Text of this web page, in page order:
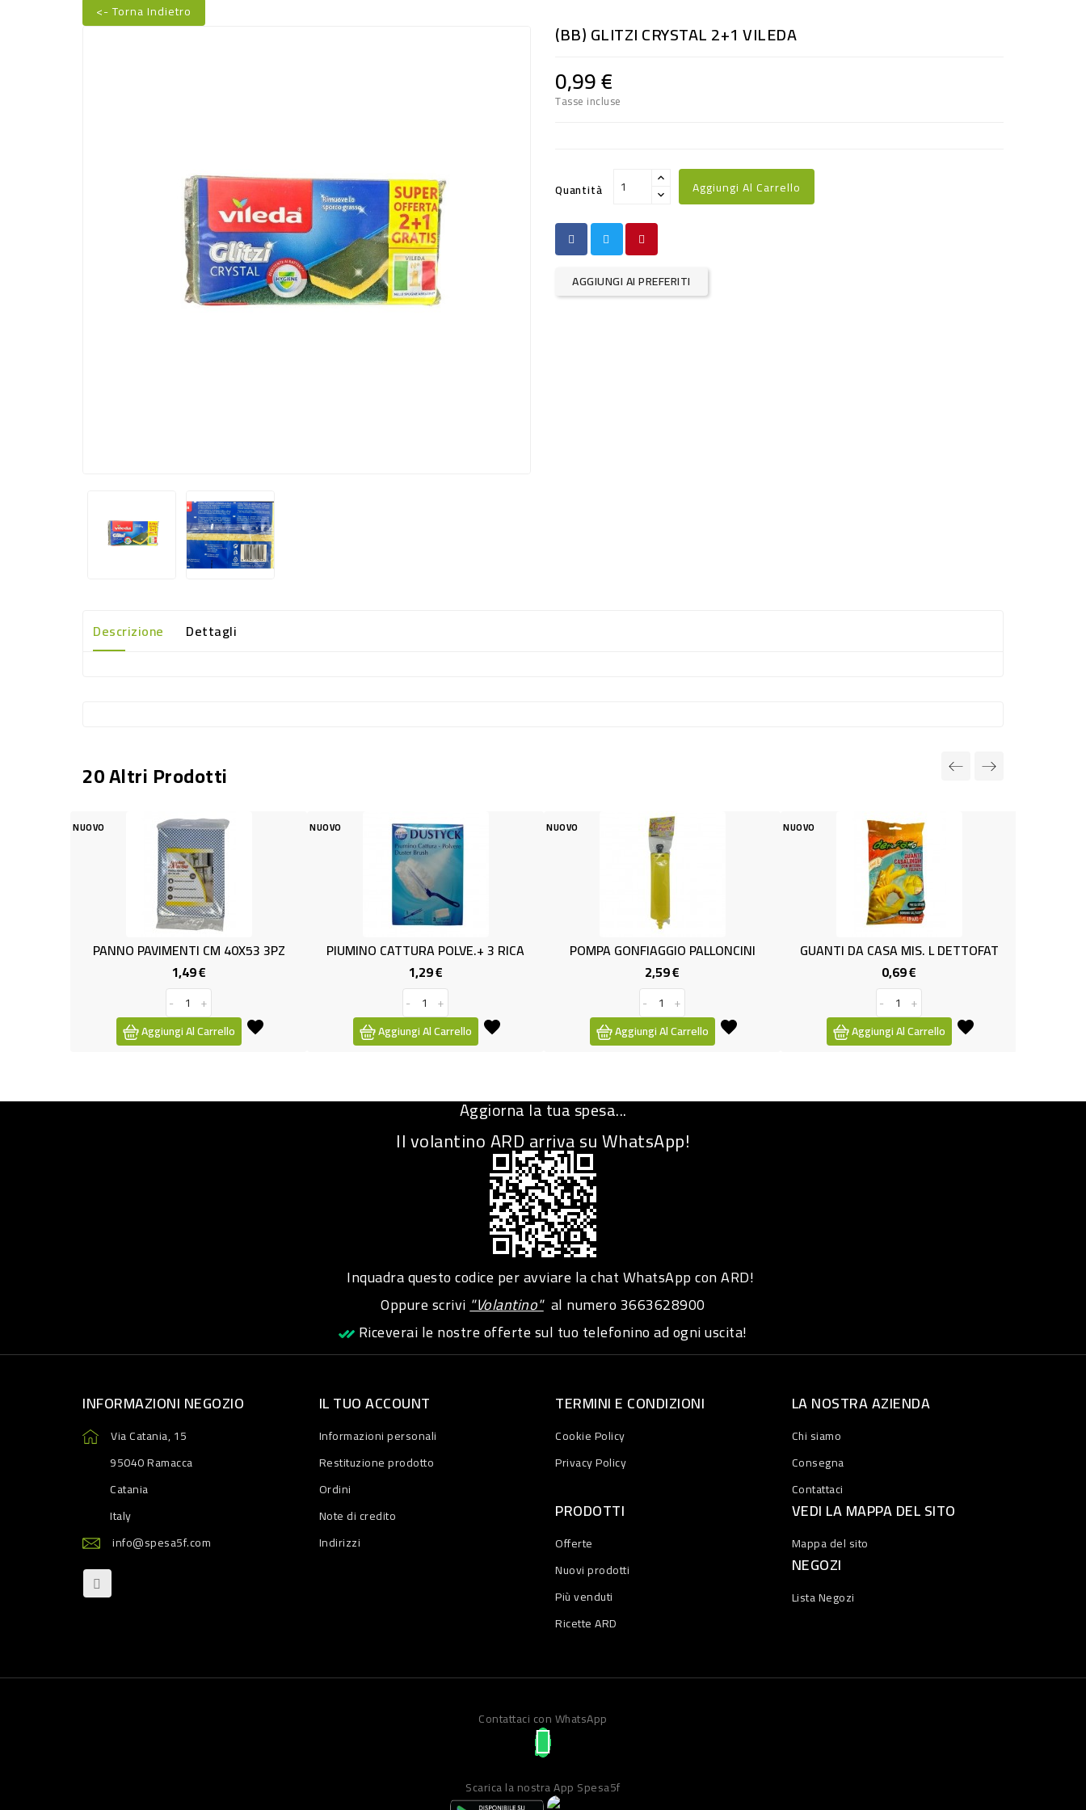
<- Torna Indietro
(BB) GLITZI CRYSTAL 2+1 VILEDA
0,99 €
Tasse incluse
Quantità Aggiungi Al Carrello
AGGIUNGI AI PREFERITI
Descrizione Dettagli
20 Altri Prodotti
PAVIMENTI CM 40X53 3PZ
NUOVO
PIUMINO CATTURA POLVE.+ 3 RICA
Aggiungi Al Carrello
NUOVO
POMPA GONFIAGGIO PALLONCINI
Aggiungi Al Carrello
NUOVO
GUANTI DA CASA MIS. L DETTOFAT
Aggiungi Al Carrello
NUOVO
CANDELA NUMERO 0
Aggiungi Al Carrello
Aggiorna la tua spesa...
Il volantino ARD arriva su WhatsApp!
Inquadra questo codice per avviare la chat WhatsApp con ARD!
Oppure scrivi"Volantino"al numero3663628900
Riceverai le nostre offerte sul tuo telefonino ad ogni uscita!
INFORMAZIONI NEGOZIO
Via Catania, 15
95040 Ramacca
Catania
Italy
info@spesa5f.com
IL TUO ACCOUNT
Informazioni personali
Restituzione prodotto
Ordini
Note di credito
Indirizzi
TERMINI E CONDIZIONI
Cookie Policy
Privacy Policy
LA NOSTRA AZIENDA
Chi siamo
Consegna
Contattaci
PRODOTTI
Offerte
Nuovi prodotti
Più venduti
Ricette ARD
VEDI LA MAPPA DEL SITO
Mappa del sito
NEGOZI
Lista Negozi
Contattaci con WhatsApp
Scarica la nostra App Spesa5f